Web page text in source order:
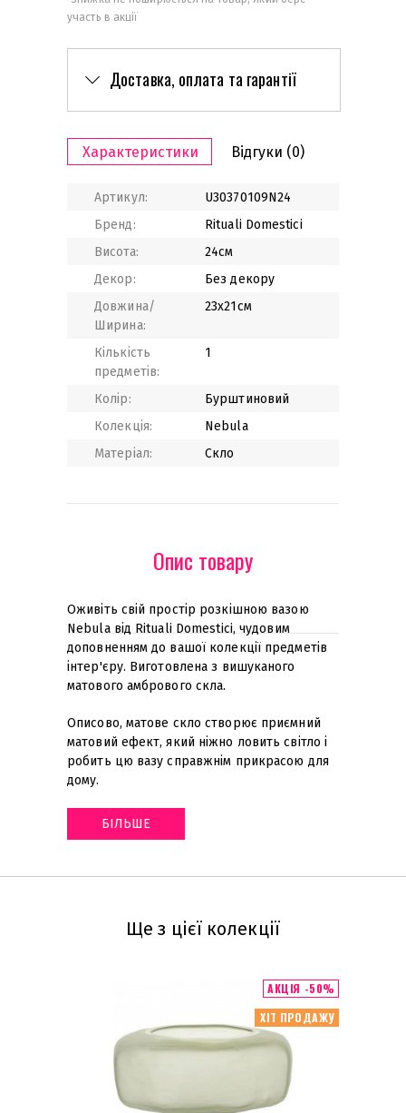
участь в акції
Доставка, оплата та гарантії
Характеристики Відгуки (0)
Артикул:
U30370109N24
Бренд:
Rituali Domestici
Висота:
24см
Декор:
Без декору
Довжина/
Ширина:
23x21см
Кількість
предметів:
1
Колір:
Бурштиновий
Колекція:
Nebula
Матеріал:
Скло
Опис товару
Оживіть свій простір розкішною вазою
Nebula від Rituali Domestici, чудовим
доповненням до вашої колекції предметів
інтер'єру. Виготовлена з вишуканого
матового амбрового скла.
Описово, матове скло створює приємний
матовий ефект, який ніжно ловить світло і
робить цю вазу справжнім прикрасою для
дому.
БІЛЬШЕ
Ще з цієї колекції
ХІТ ПРОДАЖУ
АКЦІЯ -50%